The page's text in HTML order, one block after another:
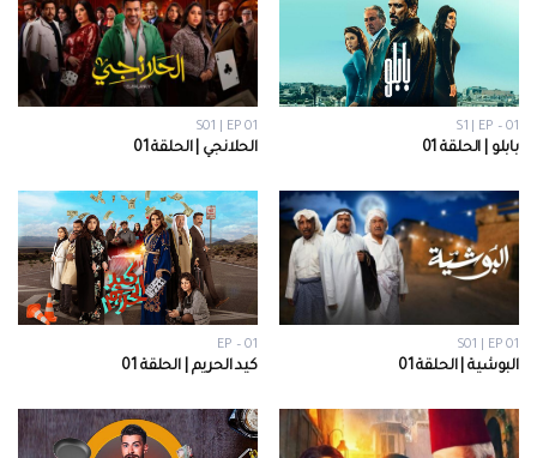
S1 | EP – 01
بابلو | الحلقة 01
S01 | EP 01
الحلانجي | الحلقة 01
S01 | EP 01
البوشية | الحلقة 01
EP – 01
كيد الحريم | الحلقة 01